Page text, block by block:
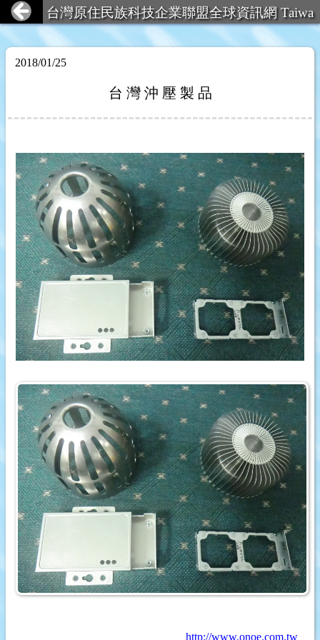
台灣原住民族科技企業聯盟全球資訊網 Taiwa
n Aboriginal Technology Ent
2018/01/25
台 灣 沖 壓 製 品
http://www.onoe.com.tw